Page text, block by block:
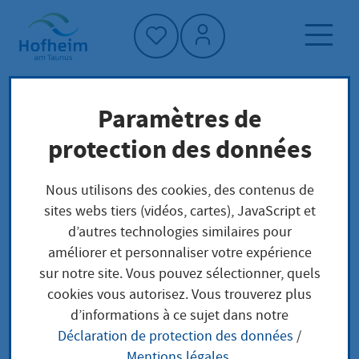
Accueil"
Page d'accueil
Trouver un service
Structure administrative
Hessisches Landesamt für Naturschutz,
Umwelt und Geologie – Außenstelle Kassel
Hessisches Landesamt
für Naturschutz,
Paramètres de
protection des données
Nous utilisons des cookies, des contenus de
sites webs tiers (vidéos, cartes), JavaScript et
d’autres technologies similaires pour
améliorer et personnaliser votre expérience
sur notre site. Vous pouvez sélectionner, quels
cookies vous autorisez. Vous trouverez plus
d’informations à ce sujet dans notre
Déclaration de protection des données /